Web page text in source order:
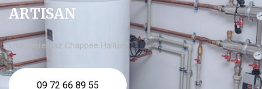
ARTISAN
chaudière gaz Chappee Halluin
09 72 66 89 55